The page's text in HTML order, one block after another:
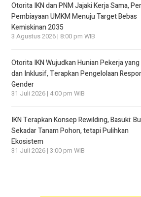
Otorita IKN dan PNM Jajaki Kerja Sama,
Pembiayaan UMKM Menuju Target Bebas
Kemiskinan 2035
3 Agustus 2026 | 8:00 pm WIB
Otorita IKN Wujudkan Hunian Pekerja
dan Inklusif, Terapkan Pengelolaan
Gender
31 Juli 2026 | 4:00 pm WIB
IKN Terapkan Konsep Rewilding, Basuki:
Sekadar Tanam Pohon, tetapi Pulihkan
Ekosistem
31 Juli 2026 | 3:00 pm WIB